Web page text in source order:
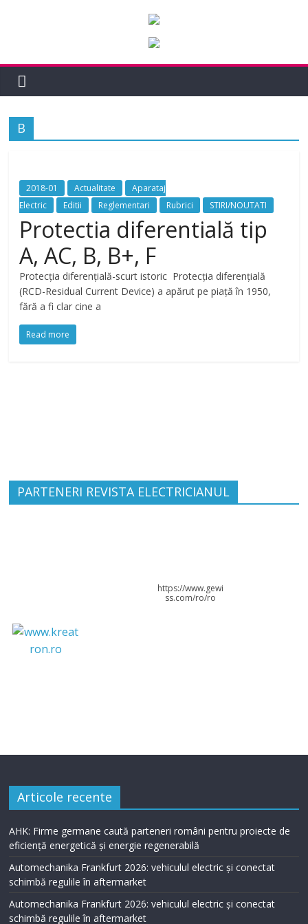
B
2018-01 Actualitate
Aparataj
Electric
Editii Reglementari Rubrici STIRI/NOUTATI
Protectia diferentială tip
A, AC, B, B+, F
Protecția diferențială-scurt istoric Protecția diferențială
(RCD-Residual Current Device) a apărut pe piață în 1950,
fără a fi clar cine a
Read more
PARTENERI REVISTA ELECTRICIANUL
https://www.gewi
ss.com/ro/ro
Articole recente
AHK: Firme germane caută parteneri români pentru proiecte de
eficiență energetică și energie regenerabilă
Automechanika Frankfurt 2026: vehiculul electric și conectat
schimbă regulile în aftermarket
Automechanika Frankfurt 2026: vehiculul electric și conectat
schimbă regulile în aftermarket